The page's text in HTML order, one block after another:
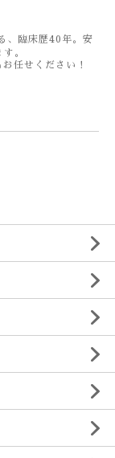
、臨床歴40年。安
っています。
ださい！